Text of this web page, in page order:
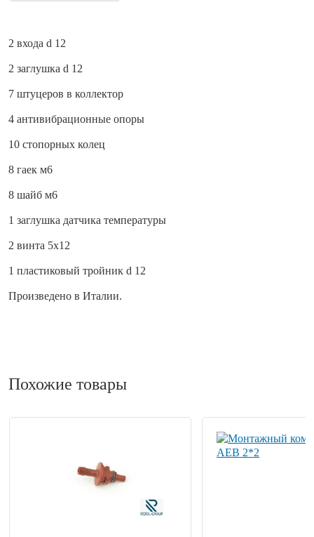
2 входа d 12
2 заглушка d 12
7 штуцеров в коллектор
4 антивибрационные опоры
10 стопорных колец
8 гаек м6
8 шайб м6
1 заглушка датчика температуры
2 винта 5х12
1 пластиковый тройник d 12
Произведено в Италии.
Похожие товары